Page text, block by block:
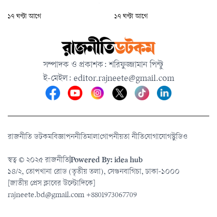
বছর মেয়াদে। বৃহস্পতিবারই
প্রজ্ঞাপনে তার অবশিষ্ট মেয়াদ
১৭ ঘণ্টা আগে
ওয়েবসাইট ও প্রচলিত অন্যান্য
১৭ ঘণ্টা আগে
সম্পাদক ও প্রকাশক: শরিফুজ্জামান পিন্টু
ই-মেইল: editor.rajneete@gmail.com
রাজনীতি ডটকমবিজ্ঞাপননীতিমালাগোপনীয়তা নীতিযোগাযোগস্টুডিও
স্বত্ব © ২০২৫ রাজনীতিPowered By: idea hub
১৪/২, তোপখানা রোড (তৃতীয় তলা), সেগুনবাগিচা, ঢাকা-১০০০
[জাতীয় প্রেস ক্লাবের উল্টোদিকে]
rajneete.bd@gmail.com +8801973067709